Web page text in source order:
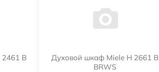
B
Духовой шкаф Miele H 2661 B
BRWS